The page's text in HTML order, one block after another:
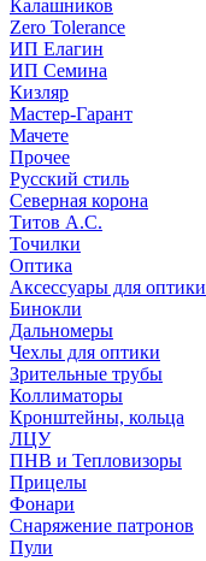
Калашников
Zero Tolerance
ИП Елагин
ИП Семина
Кизляр
Мастер-Гарант
Мачете
Прочее
Русский стиль
Северная корона
Титов А.С.
Точилки
Оптика
Аксессуары для оптики
Бинокли
Дальномеры
Чехлы для оптики
Зрительные трубы
Коллиматоры
Кронштейны, кольца
ЛЦУ
ПНВ и Тепловизоры
Прицелы
Фонари
Снаряжение патронов
Пули